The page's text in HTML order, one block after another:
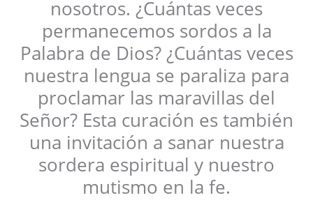
nosotros. ¿Cuántas veces
permanecemos sordos a la
Palabra de Dios? ¿Cuántas veces
nuestra lengua se paraliza para
proclamar las maravillas del
Señor? Esta curación es también
una invitación a sanar nuestra
sordera espiritual y nuestro
mutismo en la fe.